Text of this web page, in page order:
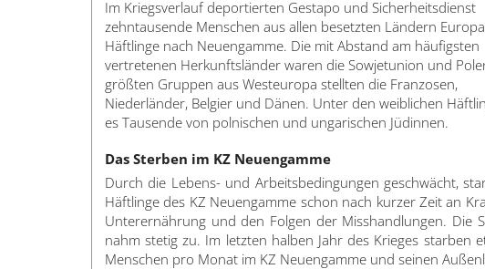
Im Kriegsverlauf deportierten Gestapo und Sicherheitsdienst
zehntausende Menschen aus allen besetzten Ländern
Häftlinge nach Neuengamme. Die mit Abstand am häufigsten
vertretenen Herkunftsländer waren die Sowjetunion und
größten Gruppen aus Westeuropa stellten die Franzosen,
Niederländer, Belgier und Dänen. Unter den weiblichen
es Tausende von polnischen und ungarischen Jüdinnen.
Das Sterben im KZ Neuengamme
Durch die Lebens- und Arbeitsbedingungen geschwächt,
Häftlinge des KZ Neuengamme schon nach kurzer Zeit an
Unterernährung und den Folgen der Misshandlungen. Die
nahm stetig zu. Im letzten halben Jahr des Krieges starben
Menschen pro Monat im KZ Neuengamme und seinen